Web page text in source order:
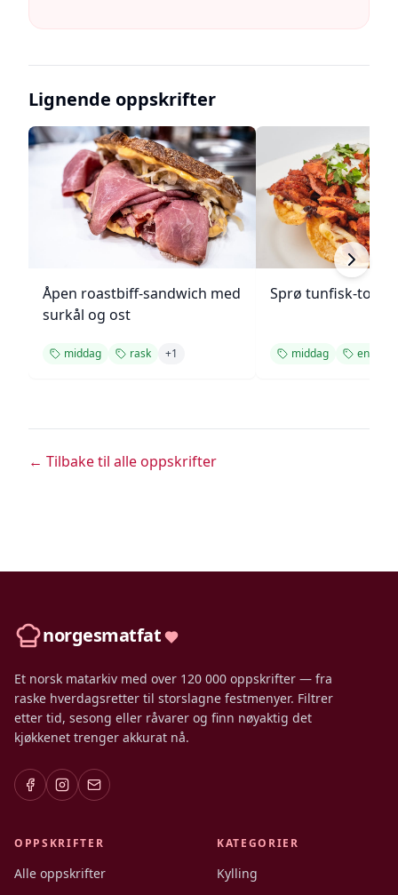
Lignende oppskrifter
Åpen roastbiff-sandwich med
surkål og ost
middag rask +1
Sprø tunfisk-
middag enkel
← Tilbake til alle oppskrifter
norgesmatfat
Et norsk matarkiv med over 120 000 oppskrifter — fra
raske hverdagsretter til storslagne festmenyer. Filtrer
etter tid, sesong eller råvarer og finn nøyaktig det
kjøkkenet trenger akkurat nå.
OPPSKRIFTER
Alle oppskrifter
KATEGORIER
Kylling